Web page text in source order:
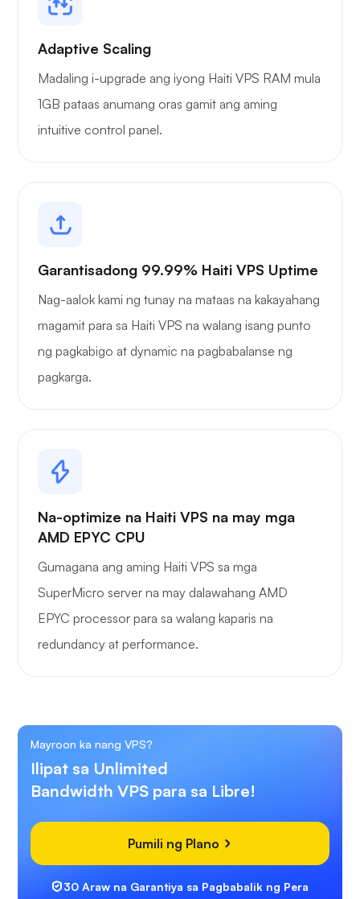
Adaptive Scaling
Madaling i-upgrade ang iyong Haiti VPS RAM mula
1GB pataas anumang oras gamit ang aming
intuitive control panel.
Garantisadong 99.99% Haiti VPS Uptime
Nag-aalok kami ng tunay na mataas na kakayahang
magamit para sa Haiti VPS na walang isang punto
ng pagkabigo at dynamic na pagbabalanse ng
pagkarga.
Na-optimize na Haiti VPS na may mga
AMD EPYC CPU
Gumagana ang aming Haiti VPS sa mga
SuperMicro server na may dalawahang AMD
EPYC processor para sa walang kaparis na
redundancy at performance.
Mayroon ka nang VPS?
Ilipat sa Unlimited
Bandwidth VPS para sa Libre!
Pumili ng Plano
30 Araw na Garantiya sa Pagbabalik ng Pera